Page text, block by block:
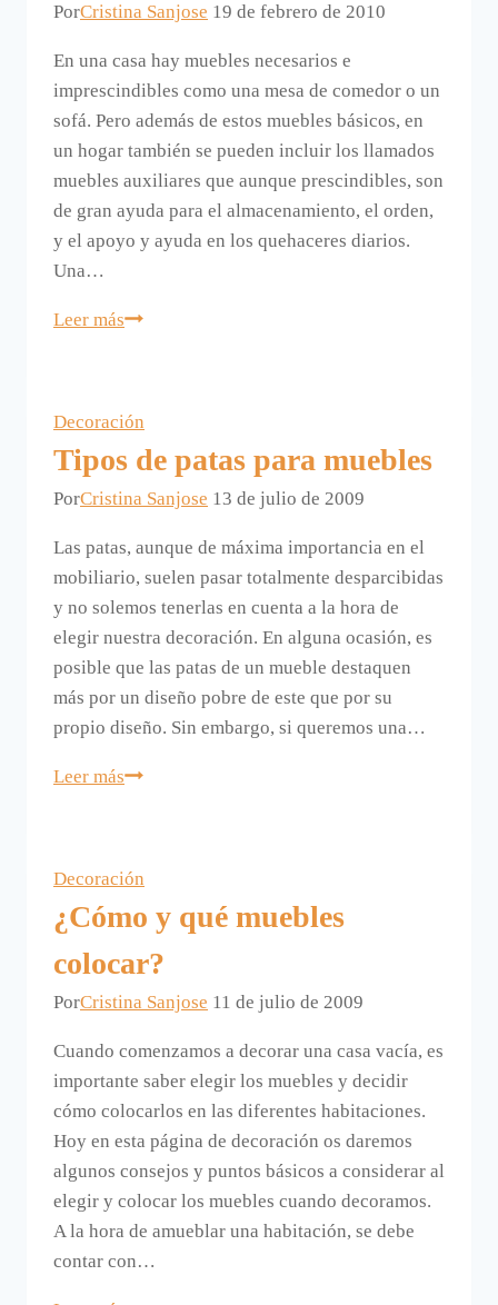
PorCristina Sanjose 19 de febrero de 2010
En una casa hay muebles necesarios e
imprescindibles como una mesa de comedor o un
sofá. Pero además de estos muebles básicos, en
un hogar también se pueden incluir los llamados
muebles auxiliares que aunque prescindibles, son
de gran ayuda para el almacenamiento, el orden,
y el apoyo y ayuda en los quehaceres diarios.
Una…
Leer másMuebles
dónde
van.
Decoración
Tipos de patas para muebles
PorCristina Sanjose 13 de julio de 2009
Las patas, aunque de máxima importancia en el
mobiliario, suelen pasar totalmente desparcibidas
y no solemos tenerlas en cuenta a la hora de
elegir nuestra decoración. En alguna ocasión, es
posible que las patas de un mueble destaquen
más por un diseño pobre de este que por su
propio diseño. Sin embargo, si queremos una…
Leer másTipos
Decoración
¿Cómo y qué muebles
colocar?
PorCristina Sanjose 11 de julio de 2009
Cuando comenzamos a decorar una casa vacía, es
importante saber elegir los muebles y decidir
cómo colocarlos en las diferentes habitaciones.
Hoy en esta página de decoración os daremos
algunos consejos y puntos básicos a considerar al
elegir y colocar los muebles cuando decoramos.
A la hora de amueblar una habitación, se debe
contar con…